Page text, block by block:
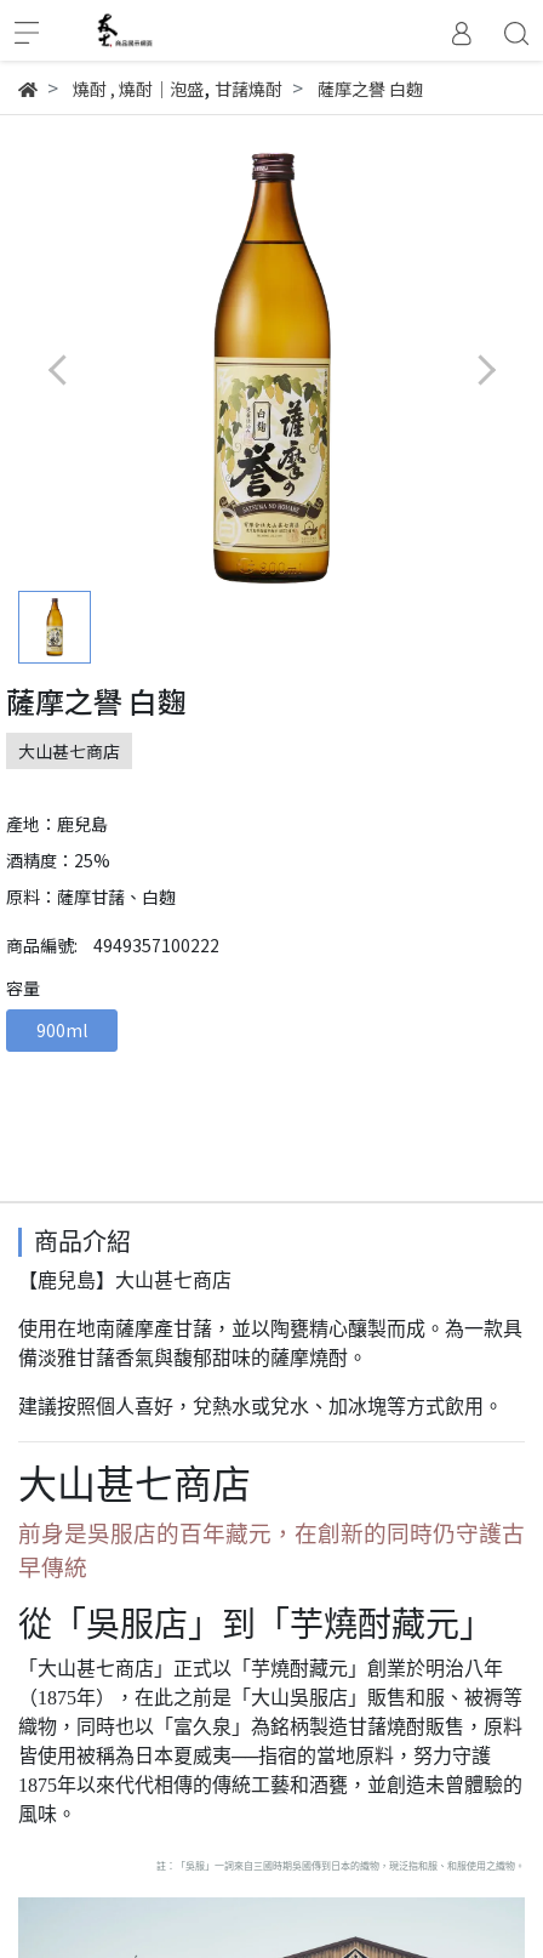
燒酎, 燒酎│泡盛, 甘藷燒酎 薩摩之譽 白麴
薩摩之譽 白麴
大山甚七商店
產地：鹿兒島
酒精度：25%
原料：薩摩甘藷、白麴
商品編號:
4949357100222
容量
900ml
商品介紹
【鹿兒島】大山甚七商店
使用在地南薩摩產甘藷，並以陶甕精心釀製而成。為一款具
備淡雅甘藷香氣與馥郁甜味的薩摩燒酎。
建議按照個人喜好，兌熱水或兌水、加冰塊等方式飲用。
大山甚七商店
前身是吳服店的百年藏元，在創新的同時仍守護古
早傳統
從「吳服店」到「芋燒酎藏元」
「大山甚七商店」正式以「芋燒酎藏元」創業於明治八年
（1875年），在此之前是「大山吳服店」販售和服、被褥等
織物，同時也以「富久泉」為銘柄製造甘藷燒酎販售，原料
皆使用被稱為日本夏威夷──指宿的當地原料，努力守護
1875年以來代代相傳的傳統工藝和酒甕，並創造未曾體驗的
風味。
註：「吳服」一詞來自三國時期吳國傳到日本的織物，現泛指和服、和服使用之織物。